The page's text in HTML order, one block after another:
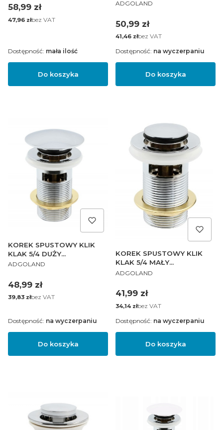
Cena
58,99 zł
Cena
47,96 złbez VAT
Do koszyka
Dostępność: mała ilość
CZARNY
ADGOLAND
Cena
50,99 zł
Cena
41,46 złbez VAT
Do koszyka
Dostępność: na wyczerpaniu
KOREK SPUSTOWY KLIK
KLAK 5/4 DUŻY
AUTOMATYCZY
PRODUCENT
ADGOLAND
Cena
48,99 zł
Cena
39,83 złbez VAT
Do koszyka
Dostępność: na wyczerpaniu
KOREK SPUSTOWY KLIK
KLAK 5/4 MAŁY
AUTOMATYCZY
PRODUCENT
ADGOLAND
Cena
41,99 zł
Cena
34,14 złbez VAT
Do koszyka
Dostępność: na wyczerpaniu